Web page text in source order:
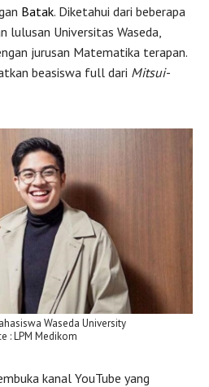
Batak. Diketahui dari beberapa
lulusan Universitas Waseda,
jurusan Matematika terapan.
beasiswa full dari Mitsui-
Waseda University
: LPM Medikom
kanal YouTube yang